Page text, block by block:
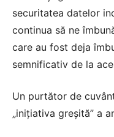
securitatea datelor
continua să ne
care au fost deja
semnificativ de la
Un purtător de
„inițiativa greșită” a